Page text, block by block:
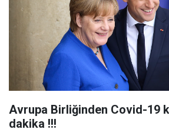
Avrupa Birliğinden Covid-19
dakika !!!